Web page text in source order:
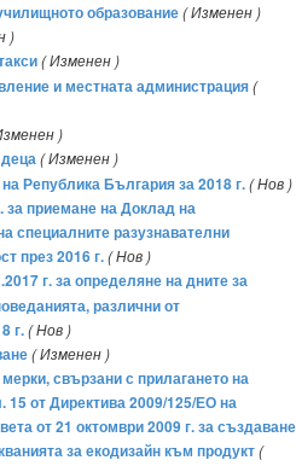
образование( Изменен )
)
( Изменен )
и местната администрация(
)
( Изменен )
Република България за 2018 г.( Нов )
за приемане на Доклад на
специалните разузнавателни
през 2016 г.( Нов )
г. за определяне на дните за
различни от
г.( Нов )
( Изменен )
свързани с прилагането на
15 от Директива 2009/125/ЕО на
от 21 октомври 2009 г. за създаване
за екодизайн към продукт(